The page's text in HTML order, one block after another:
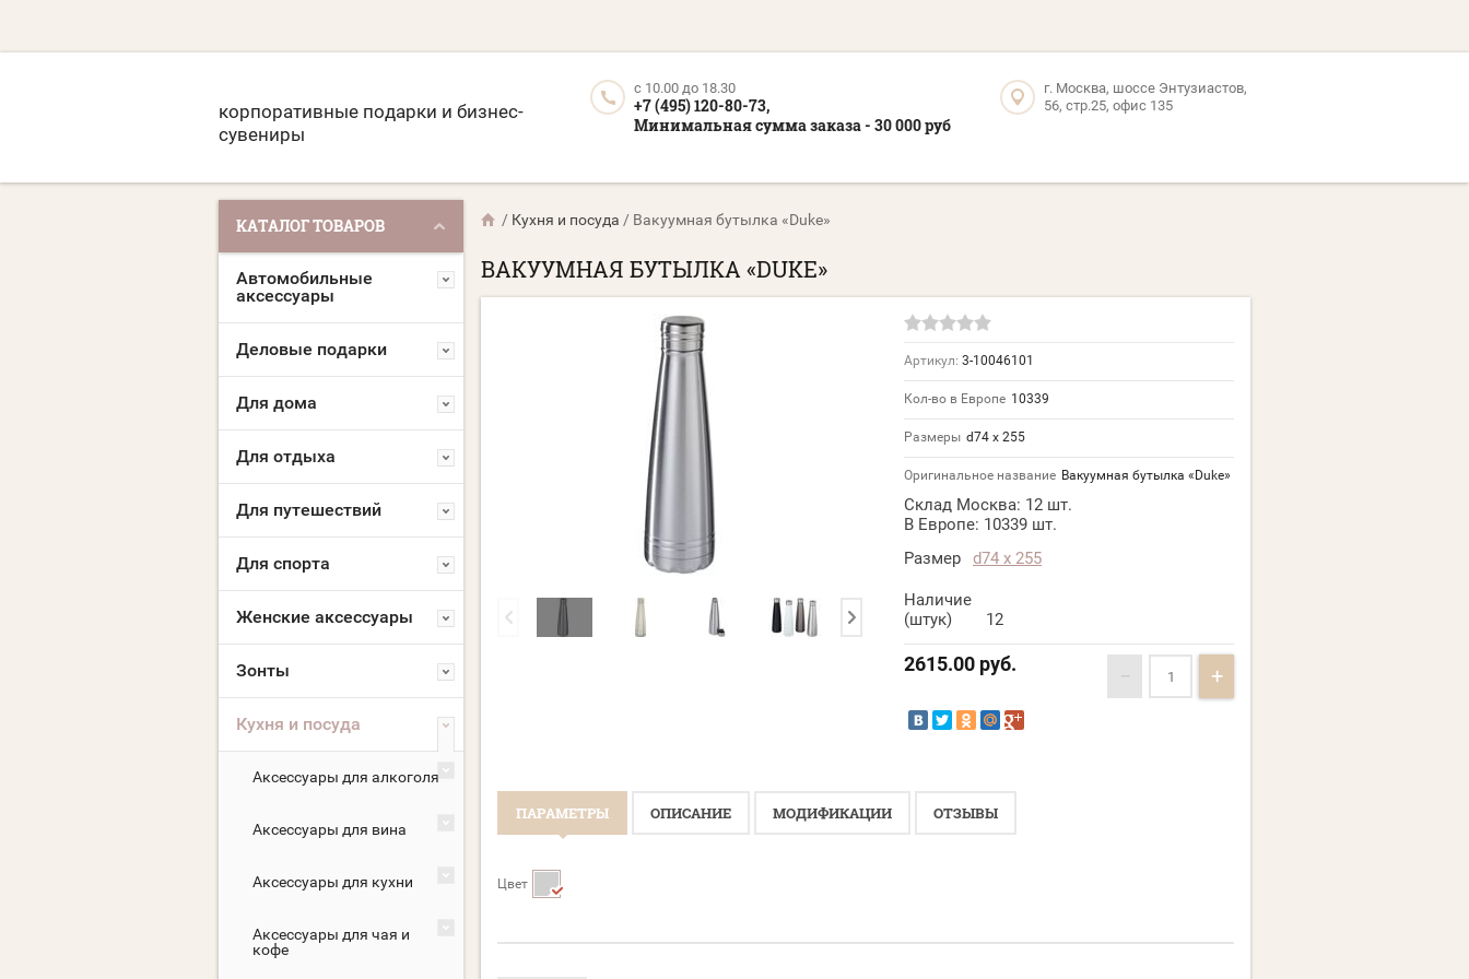
корпоративные подарки и бизнес-
сувениры
c 10.00 до 18.30
+7 (495) 120-80-73,
Минимальная сумма заказа - 30 000 руб
г. Москва, шоссе Энтузиастов,
56, стр.25, офис 135
КАТАЛОГ ТОВАРОВ
Автомобильные
аксессуары
Деловые подарки
Для дома
Для отдыха
Для путешествий
Для спорта
Женские аксессуары
Зонты
Кухня и посуда
Аксессуары для алкоголя
Аксессуары для вина
Аксессуары для кухни
Аксессуары для чая и
кофе
/ Кухня и посуда / Вакуумная бутылка «Duke»
ВАКУУМНАЯ БУТЫЛКА «DUKE»
Артикул: 3-10046101
Кол-во в Европе 10339
Размеры d74 х 255
Оригинальное название Вакуумная бутылка «Duke»
Склад Москва: 12 шт.
В Европе: 10339 шт.
Размер
d74 х 255
Наличие
(штук)
12
2615.00 руб. − +
ПАРАМЕТРЫ ОПИСАНИЕ МОДИФИКАЦИИ ОТЗЫВЫ
Цвет